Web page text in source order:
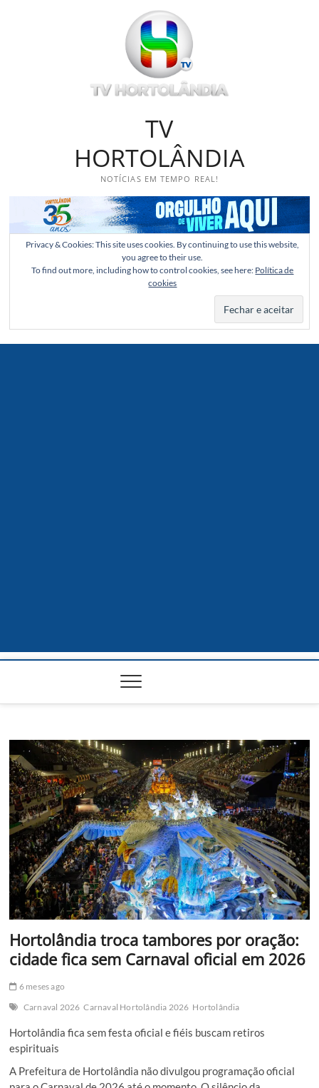
TV
HORTOLÂNDIA
NOTÍCIAS EM TEMPO REAL!
Privacy & Cookies: This site uses cookies. By continuing to use this website,
you agree to their use.
To find out more, including how to control cookies, see here: Política de
cookies
Hortolândia troca tambores por oração:
cidade fica sem Carnaval oficial em 2026
6 meses ago
Carnaval 2026 Carnaval Hortolândia 2026 Hortolândia
Hortolândia fica sem festa oficial e fiéis buscam retiros
espirituais
A Prefeitura de Hortolândia não divulgou programação oficial